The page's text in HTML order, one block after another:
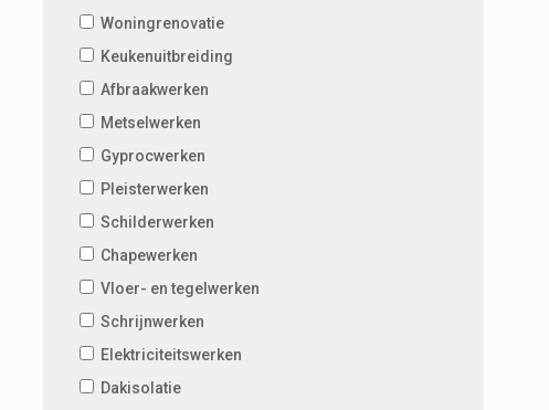
Woningrenovatie
Keukenuitbreiding
Afbraakwerken
Metselwerken
Gyprocwerken
Pleisterwerken
Schilderwerken
Chapewerken
Vloer- en tegelwerken
Schrijnwerken
Elektriciteitswerken
Dakisolatie